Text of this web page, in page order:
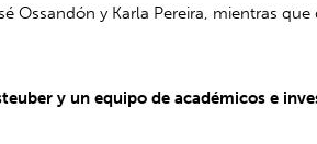
Ossandón y Karla Pereira, mientras
y un equipo de académicos e